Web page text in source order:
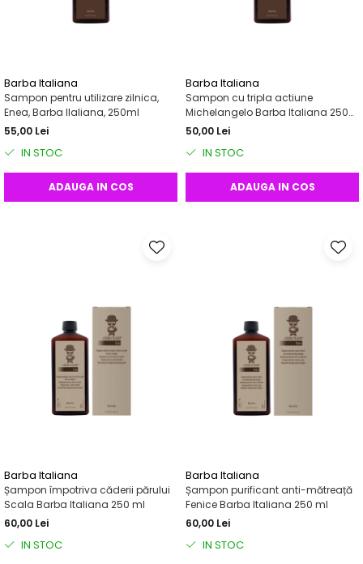
Barba Italiana
Sampon pentru utilizare zilnica,
Enea, Barba IIaliana, 250ml
55,00 Lei
IN STOC
ADAUGA IN COS
Barba Italiana
Sampon cu tripla actiune
Michelangelo Barba Italiana 250
ml
50,00 Lei
IN STOC
ADAUGA IN COS
Barba Italiana
Șampon împotriva căderii părului
Scala Barba Italiana 250 ml
60,00 Lei
IN STOC
Barba Italiana
Șampon purificant anti-mătreață
Fenice Barba Italiana 250 ml
60,00 Lei
IN STOC